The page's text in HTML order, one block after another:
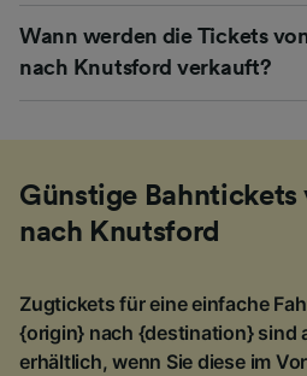
Wann werden die Tickets
nach Knutsford verkauft?
Günstige Bahntickets
nach Knutsford
Zugtickets für eine einfache
{origin} nach {destination} sind
erhältlich, wenn Sie diese im